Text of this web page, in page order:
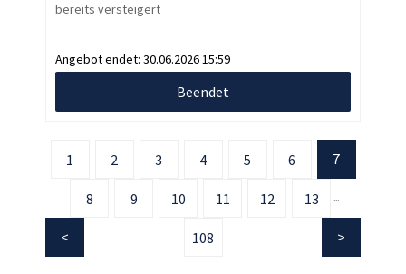
bereits versteigert
Angebot endet: 30.06.2026 15:59
Beendet
1 2 3 4 5 6 7
8 9 10 11 12 13 ...
108